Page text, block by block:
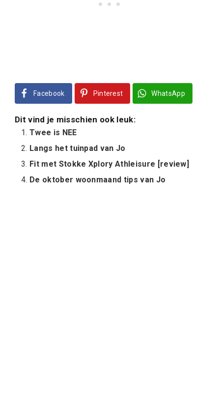
Facebook Pinterest WhatsApp
Dit vind je misschien ook leuk:
Twee is NEE
Langs het tuinpad van Jo
Fit met Stokke Xplory Athleisure [review]
De oktober woonmaand tips van Jo